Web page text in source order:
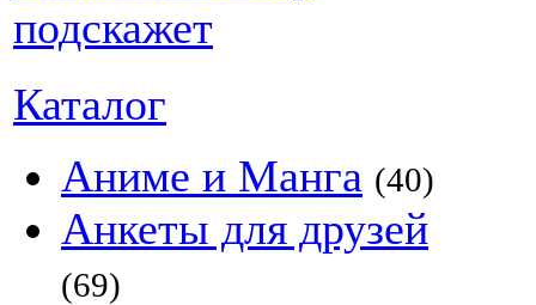
Каталог
Аниме и Манга (40)
Анкеты для друзей
(69)